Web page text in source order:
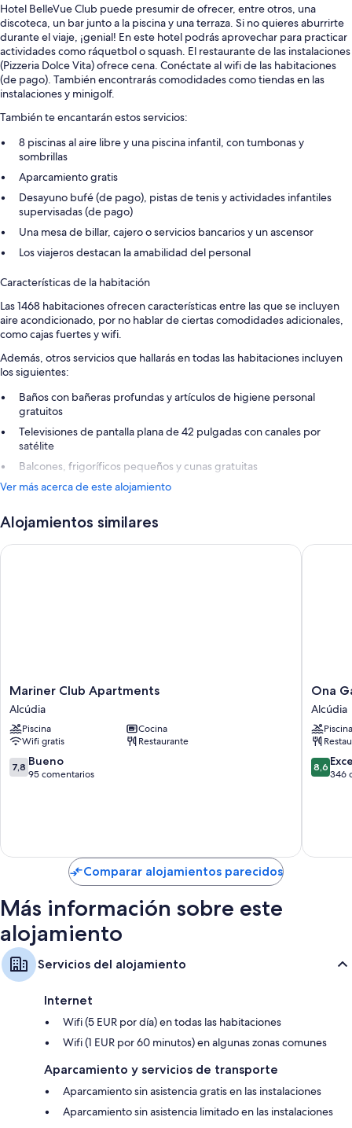
Hotel BelleVue Club puede presumir de ofrecer, entre otros, una
discoteca, un bar junto a la piscina y una terraza. Si no quieres aburrirte
durante el viaje, ¡genial! En este hotel podrás aprovechar para practicar
actividades como ráquetbol o squash. El restaurante de las instalaciones
(Pizzeria Dolce Vita) ofrece cena. Conéctate al wifi de las habitaciones
(de pago). También encontrarás comodidades como tiendas en las
instalaciones y minigolf.
También te encantarán estos servicios:
8 piscinas al aire libre y una piscina infantil, con tumbonas y
sombrillas
Aparcamiento gratis
Desayuno bufé (de pago), pistas de tenis y actividades infantiles
supervisadas (de pago)
Una mesa de billar, cajero o servicios bancarios y un ascensor
Los viajeros destacan la amabilidad del personal
Características de la habitación
Las 1468 habitaciones ofrecen características entre las que se incluyen
aire acondicionado, por no hablar de ciertas comodidades adicionales,
como cajas fuertes y wifi.
Además, otros servicios que hallarás en todas las habitaciones incluyen
los siguientes:
Baños con bañeras profundas y artículos de higiene personal
gratuitos
Televisiones de pantalla plana de 42 pulgadas con canales por
satélite
Balcones, frigoríficos pequeños y cunas gratuitas
Ver más acerca de este alojamiento
Alojamientos similares
Mariner
Club
Apartments
Alcúdia
Mariner Club Apartments
Alcúdia
Piscina
Cocina
Wifi gratis
Restaurante
7.8
sobre
7,8 Bueno
95 comentarios
Mariner Club Apartments
Ona
Garden
Lago
Alcúdia
Ona
Alcúdia
Piscina
8.6
sobre
8,6
346
Ona
Comparar alojamientos parecidos
Más información sobre este
alojamiento
Servicios del alojamiento
Internet
Wifi (5 EUR por día) en todas las habitaciones
Wifi (1 EUR por 60 minutos) en algunas zonas comunes
Aparcamiento y servicios de transporte
Aparcamiento sin asistencia gratis en las instalaciones
Aparcamiento sin asistencia limitado en las instalaciones